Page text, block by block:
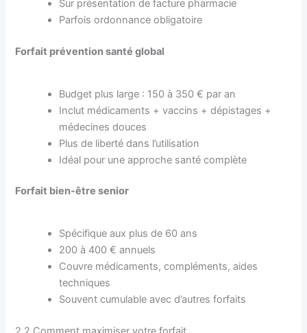
Sur présentation de facture pharmacie
Parfois ordonnance obligatoire
Forfait prévention santé global
Budget plus large : 150 à 350 € par an
Inclut médicaments + vaccins + dépistages +
médecines douces
Plus de liberté dans l’utilisation
Idéal pour une approche santé complète
Forfait bien-être senior
Spécifique aux plus de 60 ans
200 à 400 € annuels
Couvre médicaments, compléments, aides
techniques
Souvent cumulable avec d’autres forfaits